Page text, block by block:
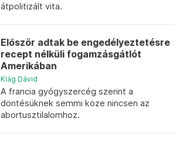
átpolitizált vita.
Először adtak be engedélyeztetésre
recept nélküli fogamzásgátlót
Amerikában
Klág Dávid
A francia gyógyszercég szerint a
döntésüknek semmi köze nincsen az
abortusztilalomhoz.